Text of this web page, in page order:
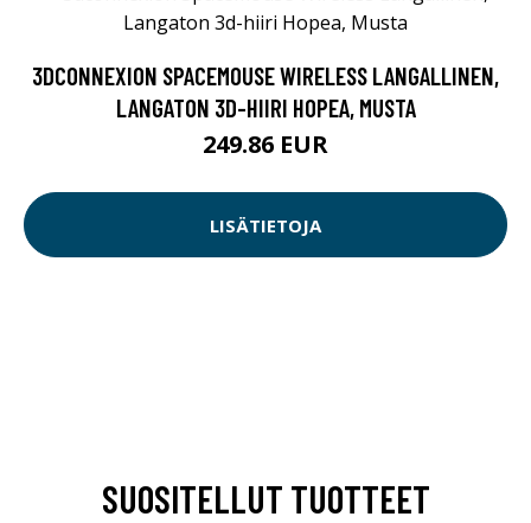
3DCONNEXION SPACEMOUSE WIRELESS LANGALLINEN,
LANGATON 3D-HIIRI HOPEA, MUSTA
249.86 EUR
LISÄTIETOJA
SUOSITELLUT TUOTTEET